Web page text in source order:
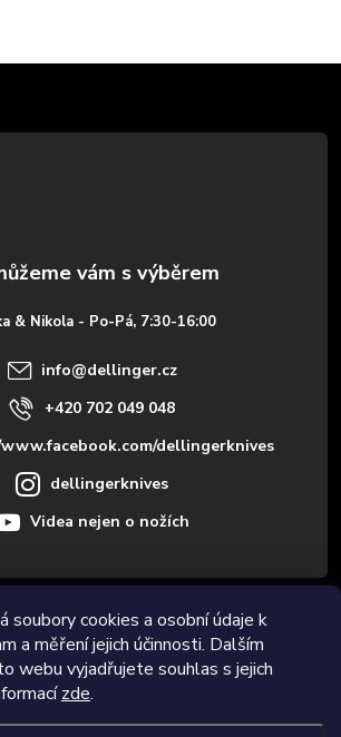
soubory cookies a osobní údaje k
a měření jejich účinnosti. Dalším
webu vyjadřujete souhlas s jejich
zde.
& Nikola - Po-Pá, 7:30-16:00
info@dellinger.cz
+420 702 049 048
dellingerknives
dellingerknives
Videa nejen o nožích